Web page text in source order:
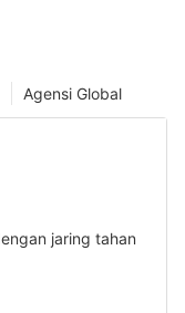
Agensi Global